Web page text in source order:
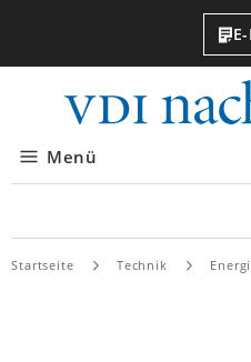
Menü
Startseite Technik